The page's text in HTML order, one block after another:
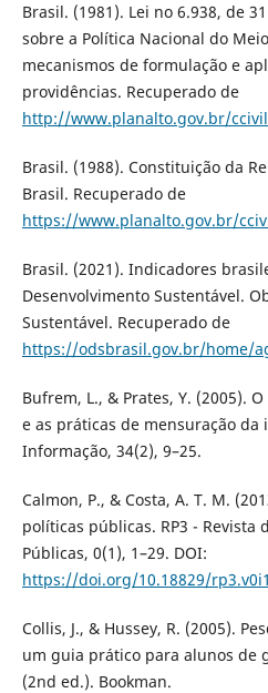
Brasil. (1981). Lei no 6.938, de
sobre a Política Nacional do
mecanismos de formulação e
providências. Recuperado de
http://www.planalto.gov.br/
Brasil. (1988). Constituição da
Brasil. Recuperado de
https://www.planalto.gov.br/
Brasil. (2021). Indicadores
Desenvolvimento Sustentável.
Sustentável. Recuperado de
https://odsbrasil.gov.br/home/
Bufrem, L., & Prates, Y. (2005).
e as práticas de mensuração da
Informação, 34(2), 9–25.
Calmon, P., & Costa, A. T. M.
políticas públicas. RP3 - Revista
Públicas, 0(1), 1–29. DOI:
https://doi.org/10.18829/
Collis, J., & Hussey, R. (2005).
um guia prático para alunos de
(2nd ed.). Bookman.